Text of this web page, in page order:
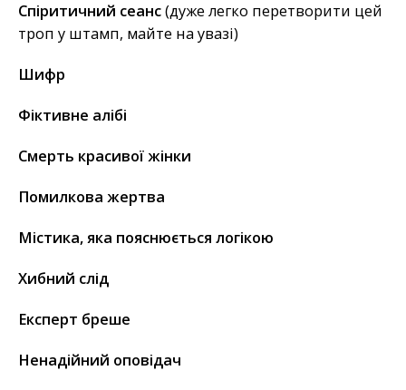
Спіритичний сеанс(дуже легко перетворити цей
троп у штамп, майте на увазі)
Шифр
Фіктивне алібі
Смерть красивої жінки
Помилкова жертва
Містика, яка пояснюється логікою
Хибний слід
Експерт бреше
Ненадійний оповідач